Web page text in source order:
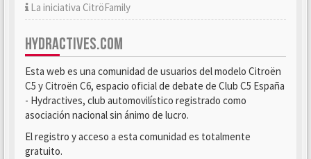
La iniciativa CitröFamily
HYDRACTIVES.COM
Esta web es una comunidad de usuarios del modelo Citroën
C5 y Citroën C6, espacio oficial de debate de Club C5 España
- Hydractives, club automovilístico registrado como
asociación nacional sin ánimo de lucro.
El registro y acceso a esta comunidad es totalmente
gratuito.